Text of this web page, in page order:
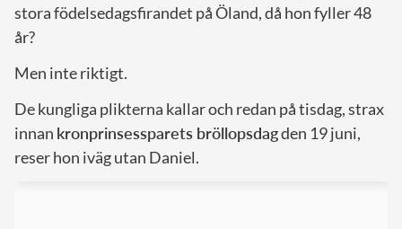
stora födelsedagsfirandet på Öland, då hon fyller 48
år?
Men inte riktigt.
De kungliga plikterna kallar och redan på tisdag, strax
innan kronprinsessparets bröllopsdagden 19 juni,
reser hon iväg utan Daniel.